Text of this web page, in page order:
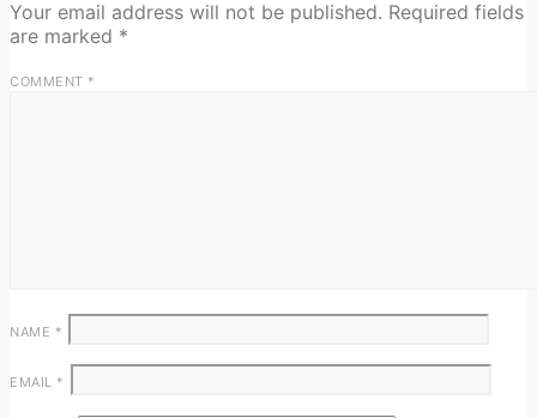
Your email address will not be published. Required fields
are marked *
COMMENT *
NAME *
EMAIL *